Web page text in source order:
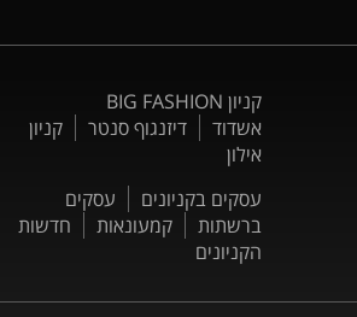
קניון BIG FASHION
אשדוד
דיזנגוף סנטר
קניון
אילון
עסקים בקניונים
עסקים
ברשתות
קמעונאות
חדשות
הקניונים